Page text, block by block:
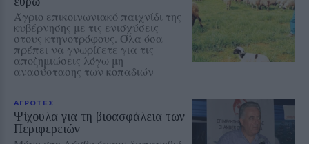
Άγριο επικοινωνιακό παιχνίδι της
κυβέρνησης με τις ενισχύσεις
στους κτηνοτρόφους. Όλα όσα
πρέπει να γνωρίζετε για τις
αποζημιώσεις λόγω μη
ανασύστασης των κοπαδιών
ΑΓΡΟΤΕΣ
Ψίχουλα για τη βιοασφάλεια των
Περιφερειών